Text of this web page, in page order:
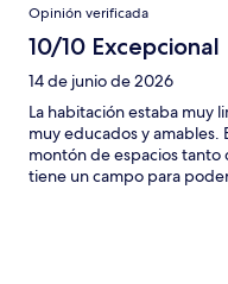
Opinión verificada
10/10 Excepcional
14 de junio de 2026
La habitación estaba muy
muy educados y amables.
montón de espacios tanto
tiene un campo para